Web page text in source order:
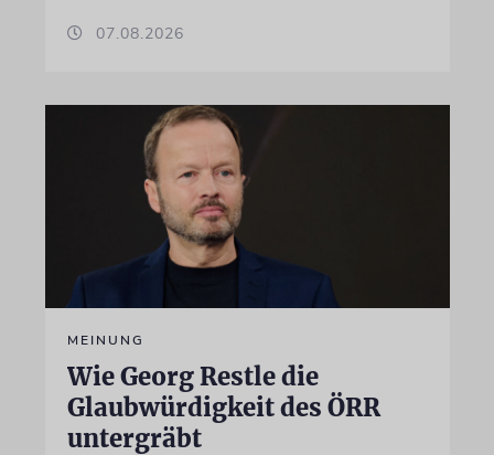
07.08.2026
MEINUNG
Wie Georg Restle die
Glaubwürdigkeit des ÖRR
untergräbt